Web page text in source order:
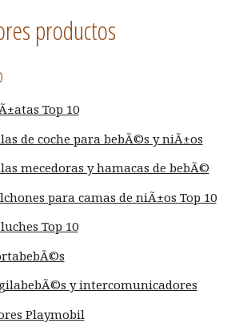
productos
Top 10
de coche para bebÃ©s y niÃ±os
mecedoras y hamacas de bebÃ©
para camas de niÃ±os Top 10
Top 10
y intercomunicadores
Playmobil